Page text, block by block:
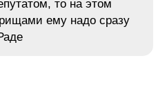
то на этом
ему надо сразу